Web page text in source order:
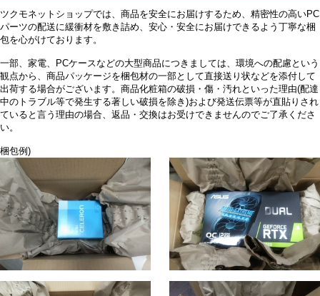
ツクモネットショップでは、商品を安全にお届けするため、精密性の高いPC
パーツの配送に緩衝材を敷き詰め、安心・安全にお届けできるよう丁寧な梱
包を心がけております。
一部、家電、PCケースなどの大型商品につきましては、環境への配慮という
観点から、商品パッケージを梱包材の一部として直接送り状などを添付して
出荷する場合がございます。商品化粧箱の破損・傷・汚れといった理由(配達
中のトラブル等で発生する著しい破損を除き)および発送伝票等が直貼りされ
ていると言う理由の場合、返品・交換はお受けできませんのでご了承くださ
い。
梱包例)